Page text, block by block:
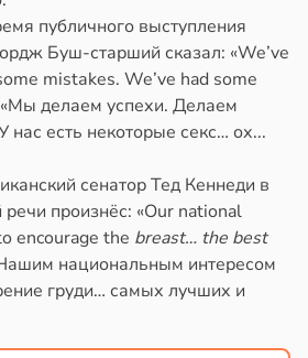
публичного выступления
Буш-старший сказал: «We’ve
mistаkes. We’ve had some
делаем успехи. Делаем
нас есть некоторые секс… ох...
сенатор Тед Кеннеди в
произнёс: «Our national
encourage the breast… the best
национальным интересом
груди… самых лучших и